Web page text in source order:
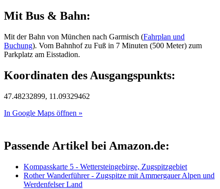
Mit Bus & Bahn:
Mit der Bahn von München nach Garmisch (Fahrplan und
Buchung). Vom Bahnhof zu Fuß in 7 Minuten (500 Meter) zum
Parkplatz am Eisstadion.
Koordinaten des Ausgangspunkts:
47.48232899, 11.09329462
In Google Maps öffnen »
Passende Artikel bei Amazon.de:
Kompasskarte 5 - Wettersteingebirge, Zugspitzgebiet
Rother Wanderführer - Zugspitze mit Ammergauer Alpen und
Werdenfelser Land